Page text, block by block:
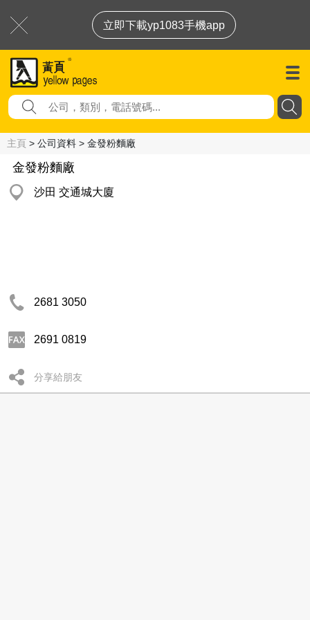
立即下載yp1083手機app
主頁 > 公司資料 > 金發粉麵廠
金發粉麵廠
沙田 交通城大廈
2681 3050
2691 0819
分享給朋友